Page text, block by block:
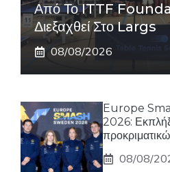
Από Το ITTF
Διεξαχθεί Στο Largs
08/08/2026
Europe
2026:
08/08/